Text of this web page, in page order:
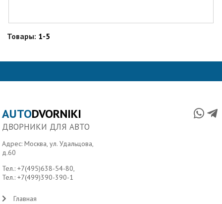
Товары: 1-5
AUTODVORNIKI
ДВОРНИКИ ДЛЯ АВТО
Адрес: Москва, ул. Удальцова,
д.60
Тел.:+7(495)638-54-80,
Тел.:+7(499)390-390-1
Главная